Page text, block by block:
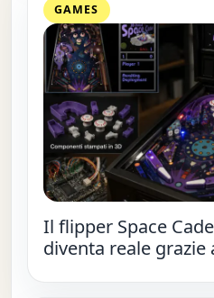
GAMES
Il flipper Space
diventa reale grazie